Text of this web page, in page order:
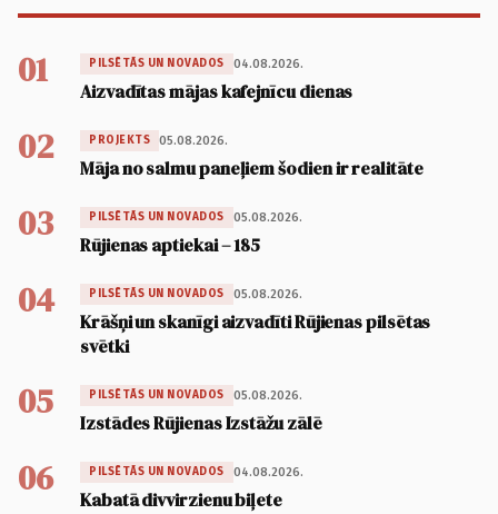
01 PILSĒTĀS UN NOVADOS 04.08.2026.
Aizvadītas mājas kafejnīcu dienas
02 PROJEKTS 05.08.2026.
Māja no salmu paneļiem šodien ir realitāte
03 PILSĒTĀS UN NOVADOS 05.08.2026.
Rūjienas aptiekai – 185
04 PILSĒTĀS UN NOVADOS 05.08.2026.
Krāšņi un skanīgi aizvadīti Rūjienas pilsētas
svētki
05 PILSĒTĀS UN NOVADOS 05.08.2026.
Izstādes Rūjienas Izstāžu zālē
06 PILSĒTĀS UN NOVADOS 04.08.2026.
Kabatā divvirzienu biļete